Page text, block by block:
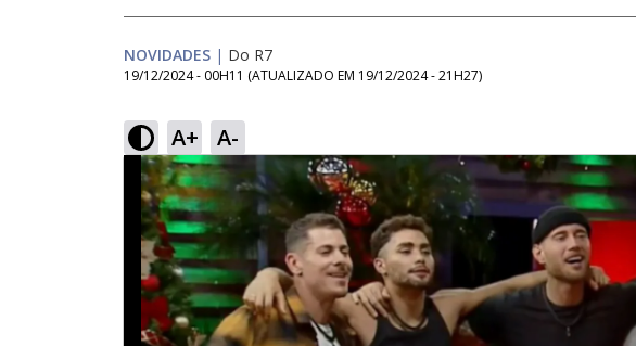
NOVIDADES | Do R7
19/12/2024 - 00H11 (ATUALIZADO EM 19/12/2024 - 21H27)
A+ A-